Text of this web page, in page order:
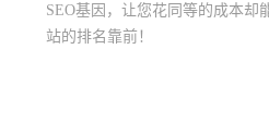
SEO基因，让您花同等的成本却
站的排名靠前！